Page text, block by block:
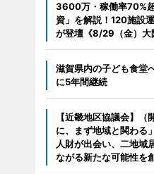
3600万・稼働率70%
資」を解説！120施設
が登壇《8/29（金）大
滋賀県内の子ども食堂
に5年間継続
【近畿地区協議会】（
に、まず地域と関わる
人財が出会い、二地域
ながる新たな可能性を